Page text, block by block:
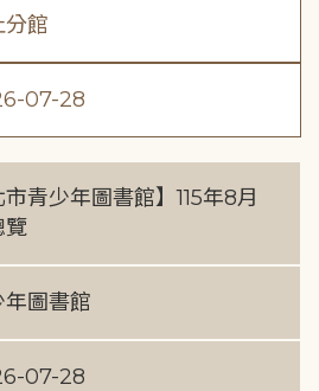
分館
07-28
市青少年圖書館】115年8月
覽
年圖書館
07-28